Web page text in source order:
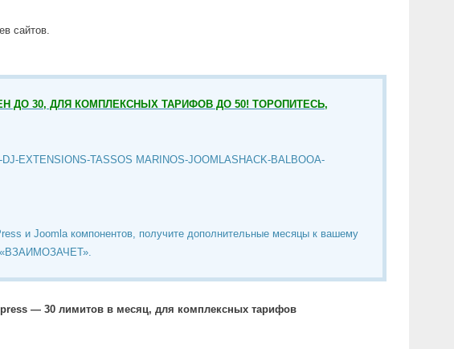
сайтов.
ДО 30, ДЛЯ КОМПЛЕКСНЫХ ТАРИФОВ ДО 50! ТОРОПИТЕСЬ,
EXTENSIONS-TASSOS MARINOS-JOOMLASHACK-BALBOOA-
и Joomla компонентов, получите дополнительные месяцы к вашему
«ВЗАИМОЗАЧЕТ».
— 30 лимитов в месяц, для комплексных тарифов